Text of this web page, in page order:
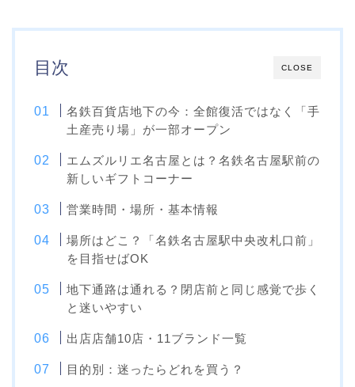
CLOSE
目次
名鉄百貨店地下の今：全館復活ではなく「手
土産売り場」が一部オープン
エムズルリエ名古屋とは？名鉄名古屋駅前の
新しいギフトコーナー
営業時間・場所・基本情報
場所はどこ？「名鉄名古屋駅中央改札口前」
を目指せばOK
地下通路は通れる？閉店前と同じ感覚で歩く
と迷いやすい
出店店舗10店・11ブランド一覧
目的別：迷ったらどれを買う？